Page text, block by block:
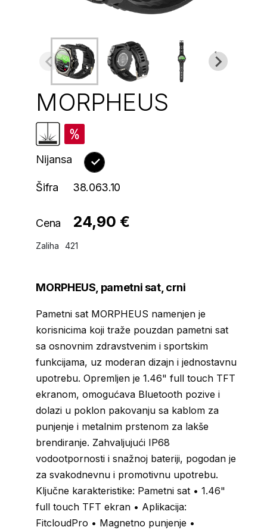
MORPHEUS
Nijansa
Šifra 38.063.10
Cena 24,90 €
Zaliha 421
MORPHEUS, pametni sat, crni
Pametni sat MORPHEUS namenjen je
korisnicima koji traže pouzdan pametni sat
sa osnovnim zdravstvenim i sportskim
funkcijama, uz moderan dizajn i jednostavnu
upotrebu. Opremljen je 1.46" full touch TFT
ekranom, omogućava Bluetooth pozive i
dolazi u poklon pakovanju sa kablom za
punjenje i metalnim prstenom za lakše
brendiranje. Zahvaljujući IP68
vodootpornosti i snažnoj bateriji, pogodan je
za svakodnevnu i promotivnu upotrebu.
Ključne karakteristike: Pametni sat • 1.46"
full touch TFT ekran • Aplikacija:
FitcloudPro • Magnetno punjenje •